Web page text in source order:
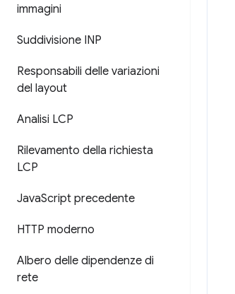
immagini
Suddivisione INP
Responsabili delle variazioni
del layout
Analisi LCP
Rilevamento della richiesta
LCP
JavaScript precedente
HTTP moderno
Albero delle dipendenze di
rete